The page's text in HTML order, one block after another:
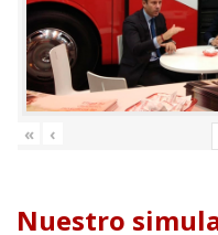
« ‹
Nuestro